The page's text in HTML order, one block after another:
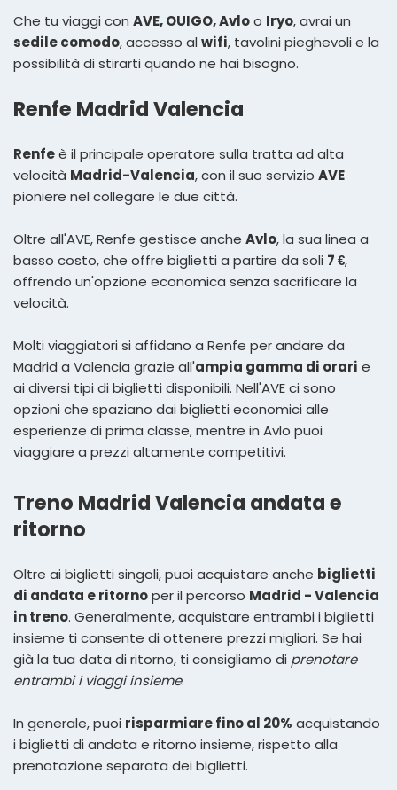
Che tu viaggi con AVE, OUIGO, Avloo Iryo, avrai un
sedile comodo, accesso al wifi, tavolini pieghevoli e la
possibilità di stirarti quando ne hai bisogno.
Renfe Madrid Valencia
Renfeè il principale operatore sulla tratta ad alta
velocità Madrid-Valencia, con il suo servizio AVE
pioniere nel collegare le due città.
Oltre all'AVE, Renfe gestisce anche Avlo, la sua linea a
basso costo, che offre biglietti a partire da soli 7 €,
offrendo un'opzione economica senza sacrificare la
velocità.
Molti viaggiatori si affidano a Renfe per andare da
Madrid a Valencia grazie all'ampia gamma di orari e
ai diversi tipi di biglietti disponibili. Nell'AVE ci sono
opzioni che spaziano dai biglietti economici alle
esperienze di prima classe, mentre in Avlo puoi
viaggiare a prezzi altamente competitivi.
Treno Madrid Valencia andata e
ritorno
Oltre ai biglietti singoli, puoi acquistare anche biglietti
di andata e ritornoper il percorso Madrid - Valencia
in treno. Generalmente, acquistare entrambi i biglietti
insieme ti consente di ottenere prezzi migliori. Se hai
già la tua data di ritorno, ti consigliamo di prenotare
entrambi i viaggi insieme.
In generale, puoi risparmiare fino al 20% acquistando
i biglietti di andata e ritorno insieme, rispetto alla
prenotazione separata dei biglietti.